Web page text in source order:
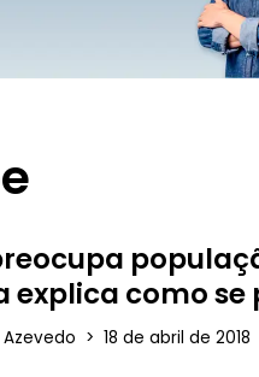
explica como se
18 de abril de 2018